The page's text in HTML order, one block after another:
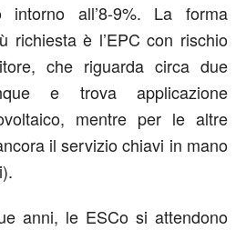
intorno all’8-9%. La forma
richiesta è l’EPC con rischio
che riguarda circa due
e trova applicazione
mentre per le altre
il servizio chiavi in mano
anni, le ESCo si attendono